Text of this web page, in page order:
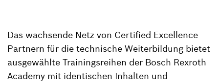
Das wachsende Netz von Certified Excellence
Partnern für die technische Weiterbildung bietet
ausgewählte Trainingsreihen der Bosch Rexroth
Academy mit identischen Inhalten und